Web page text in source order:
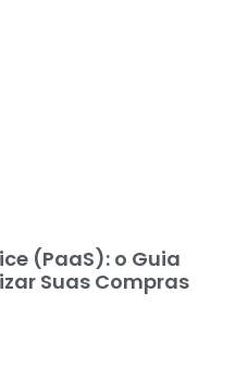
(PaaS): o Guia
Suas Compras